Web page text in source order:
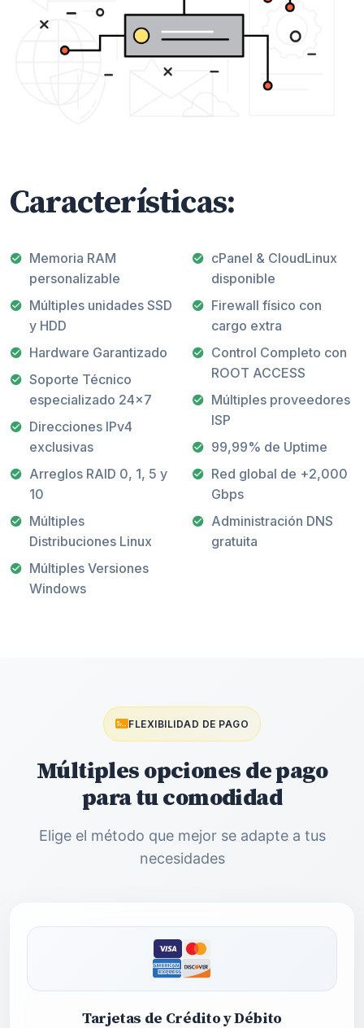
Características:
Memoria RAM
personalizable
Múltiples unidades SSD
y HDD
Hardware Garantizado
Soporte Técnico
especializado 24x7
Direcciones IPv4
exclusivas
Arreglos RAID 0, 1, 5 y
10
Múltiples
Distribuciones Linux
Múltiples Versiones
Windows
cPanel & CloudLinux
disponible
Firewall físico con
cargo extra
Control Completo con
ROOT ACCESS
Múltiples proveedores
ISP
99,99% de Uptime
Red global de +2,000
Gbps
Administración DNS
gratuita
FLEXIBILIDAD DE PAGO
Múltiples opciones de pago
para tu comodidad
Elige el método que mejor se adapte a tus
necesidades
Tarjetas de Crédito y Débito